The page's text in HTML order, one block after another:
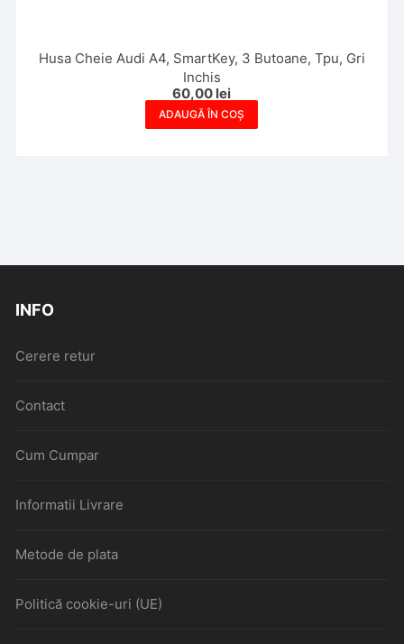
Husa Cheie Audi A4, SmartKey, 3 Butoane, Tpu, Gri
Inchis
60,00 lei
ADAUGĂ ÎN COȘ
INFO
Cerere retur
Contact
Cum Cumpar
Informatii Livrare
Metode de plata
Politică cookie-uri (UE)